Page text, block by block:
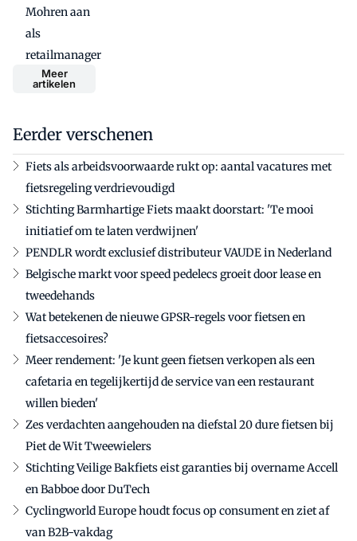
Mohren aan
als
retailmanager
Meer
artikelen
Eerder verschenen
Fiets als arbeidsvoorwaarde rukt op: aantal vacatures met
fietsregeling verdrievoudigd
Stichting Barmhartige Fiets maakt doorstart: 'Te mooi
initiatief om te laten verdwijnen'
PENDLR wordt exclusief distributeur VAUDE in Nederland
Belgische markt voor speed pedelecs groeit door lease en
tweedehands
Wat betekenen de nieuwe GPSR-regels voor fietsen en
fietsaccesoires?
Meer rendement: 'Je kunt geen fietsen verkopen als een
cafetaria en tegelijkertijd de service van een restaurant
willen bieden'
Zes verdachten aangehouden na diefstal 20 dure fietsen bij
Piet de Wit Tweewielers
Stichting Veilige Bakfiets eist garanties bij overname Accell
en Babboe door DuTech
Cyclingworld Europe houdt focus op consument en ziet af
van B2B-vakdag